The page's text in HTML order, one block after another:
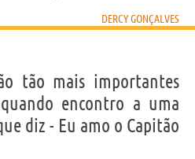
DERCY GONÇALVES
tão mais importantes
encontro a uma
diz - Eu amo o Capitão